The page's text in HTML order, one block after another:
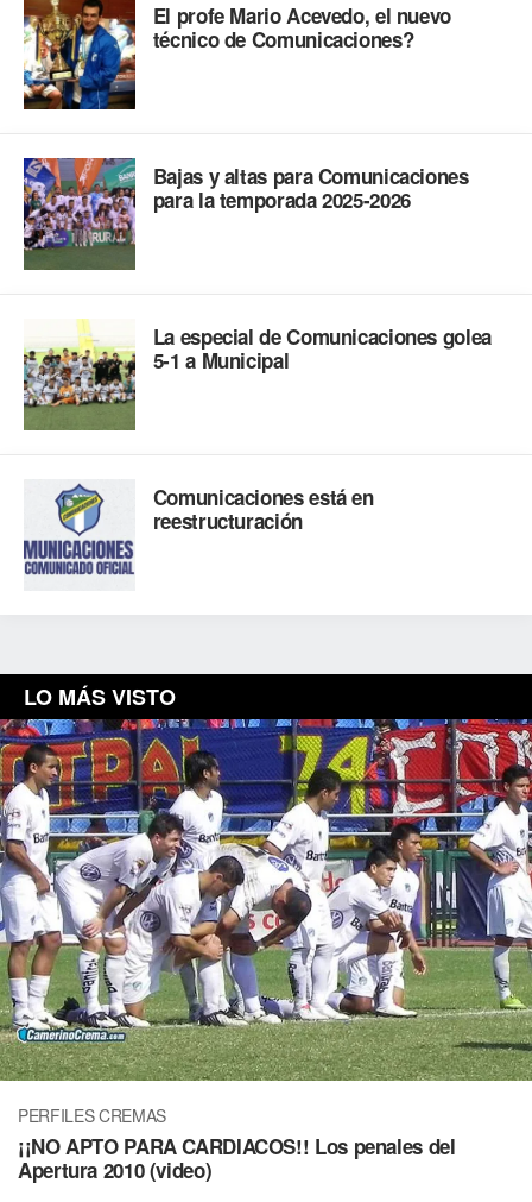
El profe Mario Acevedo, el nuevo
técnico de Comunicaciones?
Bajas y altas para Comunicaciones
para la temporada 2025-2026
La especial de Comunicaciones golea
5-1 a Municipal
Comunicaciones está en
reestructuración
LO MÁS VISTO
PERFILES CREMAS
¡¡NO APTO PARA CARDIACOS!! Los penales del
Apertura 2010 (video)